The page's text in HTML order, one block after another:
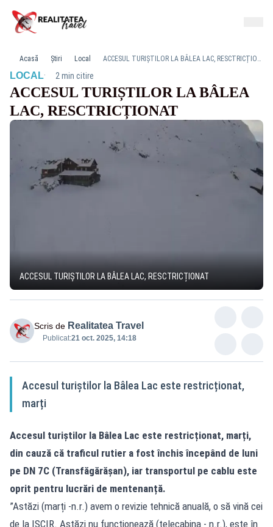
Acasă Știri Local ACCESUL TURIȘTILOR LA BÂLEA LAC, RESCTRICȚIONAT
LOCAL· 2 min citire
ACCESUL TURIȘTILOR LA BÂLEA
LAC, RESCTRICȚIONAT
ACCESUL TURIȘTILOR LA BÂLEA LAC, RESCTRICȚIONAT
Scris de Realitatea Travel
Publicat:21 oct. 2025, 14:18
Accesul turiștilor la Bâlea Lac este restricționat,
marți
Accesul turiștilor la Bâlea Lac este restricționat, marți,
din cauză că traficul rutier a fost închis începând de luni
pe DN 7C (Transfăgărășan), iar transportul pe cablu este
oprit pentru lucrări de mentenanță.
”Astăzi (marți -n.r.) avem o revizie tehnică anuală, o să vină cei
de la ISCIR. Astăzi nu funcționează (telecabina - n.r.), este în